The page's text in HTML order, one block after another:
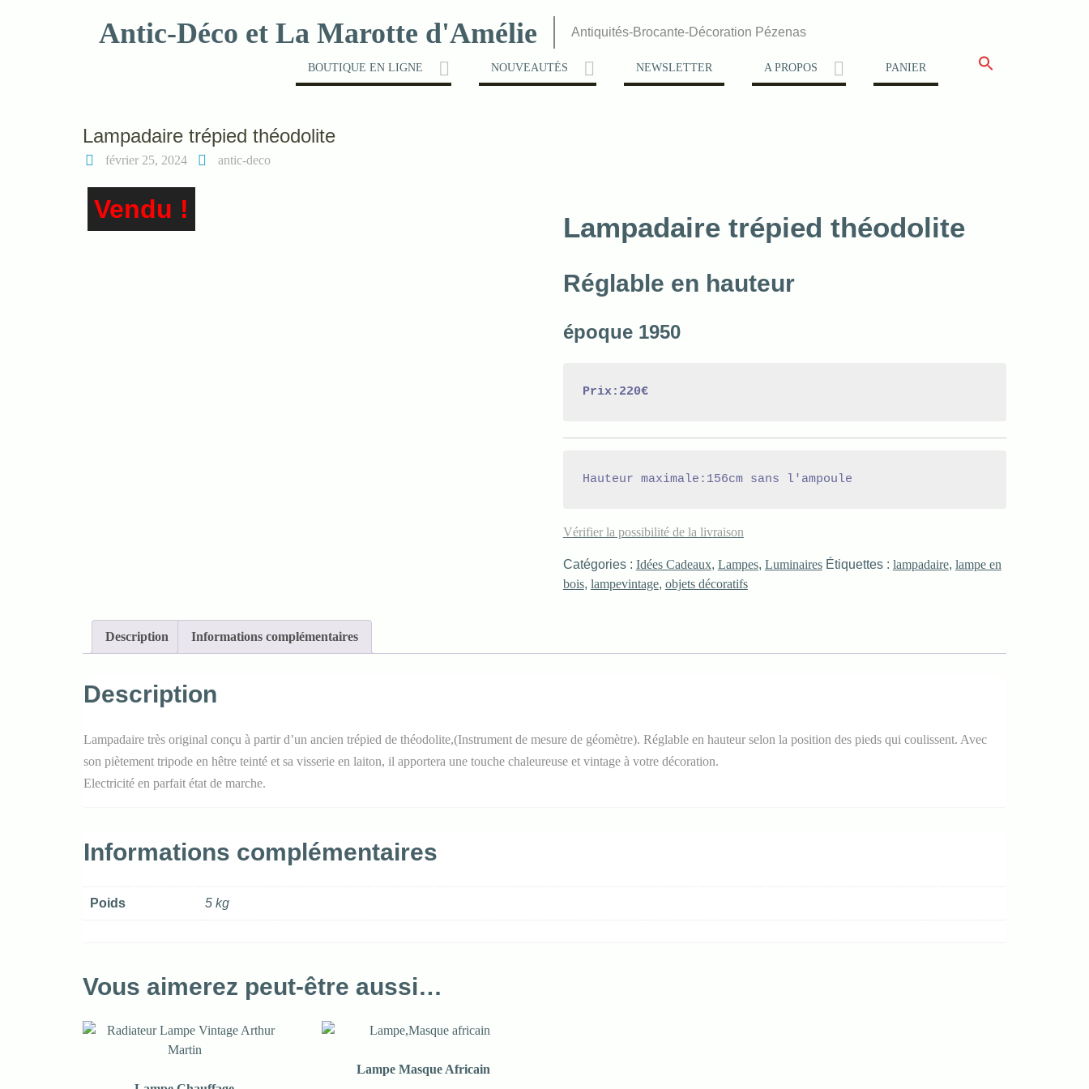
Antic-Déco et La Marotte d'Amélie Antiquités-Brocante-Décoration Pézenas
BOUTIQUE EN LIGNE NOUVEAUTÉS NEWSLETTER A PROPOS PANIER
Lampadaire trépied théodolite
février 25, 2024 antic-deco
Vendu !
Lampadaire trépied théodolite
Réglable en hauteur
époque 1950
Prix:220€
Vérifier la possibilité de la livraison
Catégories : Idées Cadeaux, Lampes, Luminaires Étiquettes : lampadaire, lampe en
bois, lampevintage, objets décoratifs
Description Informations complémentaires
Description
Lampadaire très original conçu à partir d’un ancien trépied de théodolite,(Instrument de mesure de géomètre). Réglable en hauteur selon la position des pieds qui coulissent. Avec
son piètement tripode en hêtre teinté et sa visserie en laiton, il apportera une touche chaleureuse et vintage à votre décoration.
Electricité en parfait état de marche.
Informations complémentaires
Poids 5 kg
Vous aimerez peut-être aussi…
Lampe Masque Africain